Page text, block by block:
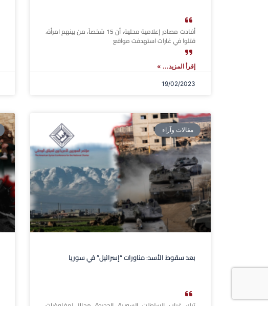
أفادت مصادر إعلامية محلية، أن 15 شخصاً، من بينهم امرأة،
قتلوا في غارات استهدفت مواقع
إقرأ المزيد... »
19/02/2023
مقالات وآراء
بعد سقوط الأسد: مناورات “إسرائيل” في سوريا
ترك غياب السلطات السورية الجديدة مجالاً لمفاوضات